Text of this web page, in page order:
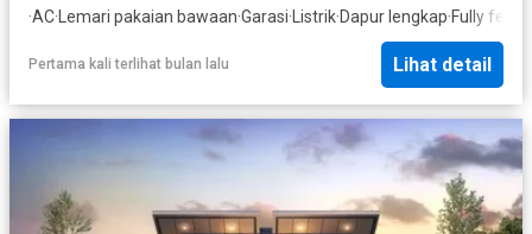
·AC·Lemari pakaian bawaan·Garasi·Listrik·Dapur lengkap·Fully
Pertama kali terlihat bulan lalu Lihat detail